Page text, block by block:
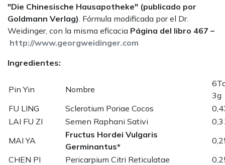
"Die Chinesische Hausapotheke" (publicado por
Goldmann Verlag). Fórmula modificada por el Dr.
Weidinger, con la misma eficacia Página del libro 467 –
http://www.georgweidinger.com
Ingredientes:
Pin Yin Nombre
3g
FU LING
Sclerotium Poriae Cocos
LAI FU ZI
Semen Raphani Sativi
MAI YA
Fructus Hordei Vulgaris
Germinantus*
CHEN PI
Pericarpium Citri Reticulatae